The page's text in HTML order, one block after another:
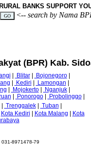
BANKS SUPPORT
<-- search by Nama
(BPR) Kab.
Blitar| Bojonegoro|
Kediri Lamongan
Mojokerto| Nganjuk|
Ponorogo| Probolinggo|
| Trenggalek| Tuban
Kota Kediri Kota Malang
Kota
031-8971478-79